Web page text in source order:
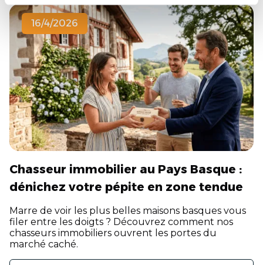
16/4/2026
Chasseur immobilier au Pays Basque :
dénichez votre pépite en zone tendue
Marre de voir les plus belles maisons basques vous
filer entre les doigts ? Découvrez comment nos
chasseurs immobiliers ouvrent les portes du
marché caché.